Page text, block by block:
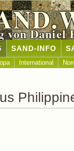
von Daniel
SAND-INFO
International